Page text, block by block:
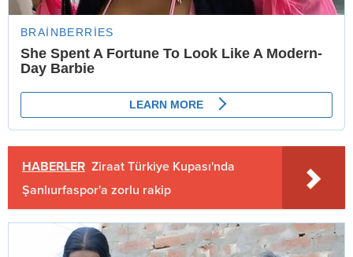
HABERLER Ziraat Türkiye Kupası'nda
Şanlıurfaspor'a zorlu rakip